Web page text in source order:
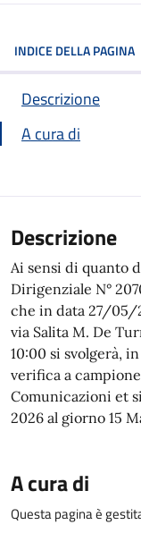
INDICE DELLA PAGINA
Descrizione
A cura di
Descrizione
Ai sensi di quanto
Dirigenziale N°
che in data 27/05/
via Salita M. De
10:00 si svolgerà,
verifica a campione
Comunicazioni et
2026 al giorno 15
A cura di
Questa pagina è